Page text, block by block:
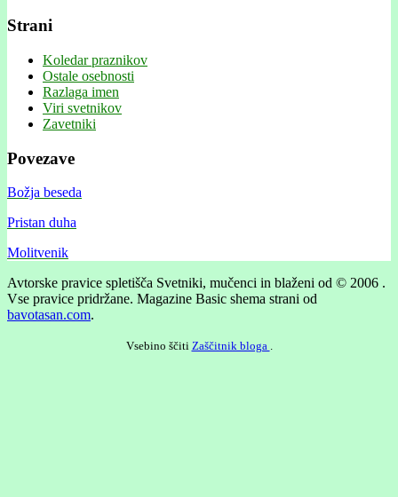
Strani
Koledar praznikov
Ostale osebnosti
Razlaga imen
Viri svetnikov
Zavetniki
Povezave
Božja beseda
Pristan duha
Molitvenik
Avtorske pravice spletišča Svetniki, mučenci in blaženi od © 2006 .
Vse pravice pridržane. Magazine Basic shema strani od
bavotasan.com.
Vsebino ščiti Zaščitnik bloga .